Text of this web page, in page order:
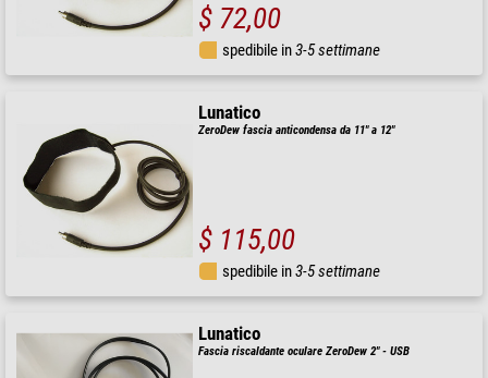
$ 72,00
spedibile in3-5 settimane
Lunatico
ZeroDew fascia anticondensa da 11" a 12"
$ 115,00
spedibile in3-5 settimane
Lunatico
Fascia riscaldante oculare ZeroDew 2" - USB